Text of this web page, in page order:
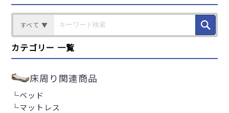
すべて ▼
カテゴリー 一覧
床周り関連商品
└ベッド
└マットレス